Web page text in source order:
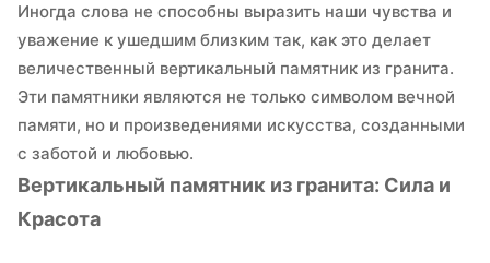
Иногда слова не способны выразить наши чувства и
уважение к ушедшим близким так, как это делает
величественный вертикальный памятник из гранита.
Эти памятники являются не только символом вечной
памяти, но и произведениями искусства, созданными
с заботой и любовью.
Вертикальный памятник из гранита: Сила и
Красота